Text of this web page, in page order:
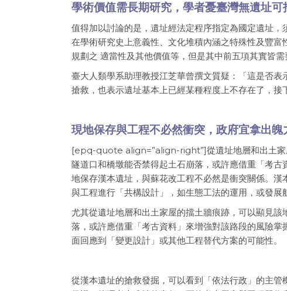
學術價值需長期研究，學者憂臺灣無遺址可
值得加以討論的是，遺址經法定程序指定為國定遺址，
在學術研究史上意義性、文化堆積內涵之特殊性及豐
規劃之 適當性及其他價值等，但是其中前五項其實皆需
臺大人類學系助理教授江芝華曾撰文質疑：「這是否
搶救，也表示遺址基本上已經某種程度上不存在了，接
現地保存與工程不必然衝突，政府宜拿出魄
[epq-quote align=”align-right”]從遺址地層和出土家
隧道口和橋墩能否禁得起土石崩落，或許應借重「考
地保存漢本遺址，與蘇花改工程不必然是衝突關係。
與工程進行「共構設計」，如生態工法的運用，或發展
尤其從遺址地層和出土家屋的擋土牆痕跡，可以顯見
落，或許應借重「考古資料」來增強對該路段的風險
面回應到「變更設計」或其他工程替代方案的可能性。
從漢本遺址的搶救發掘，可以看到「依法行政」的主